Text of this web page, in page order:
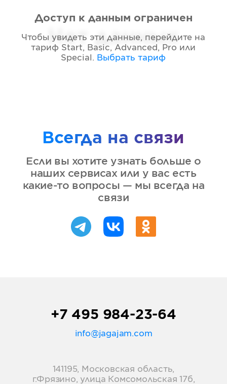
Нет данных
Доступ к данным ограничен
Чтобы увидеть эти данные, перейдите на
тариф Start, Basic, Advanced, Pro или
Special . Выбрать тариф
Всегда на связи
Если вы хотите узнать больше о
наших сервисах или у вас есть
какие-то вопросы — мы всегда на
связи
+7 495 984-23-64
info@jagajam.com
141195, Московская область,
г.Фрязино, улица Комсомольская 17б,